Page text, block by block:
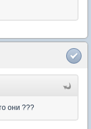
они ???